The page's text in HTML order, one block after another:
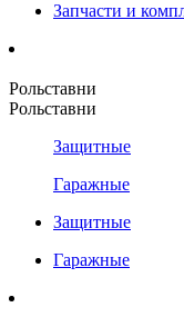
Запчасти и
Рольставни
Рольставни
Защитные
Гаражные
Защитные
Гаражные